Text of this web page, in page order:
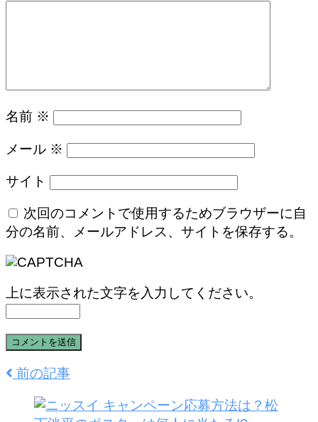
名前 ※
メール ※
サイト
次回のコメントで使用するためブラウザーに自
分の名前、メールアドレス、サイトを保存する。
上に表示された文字を入力してください。
前の記事